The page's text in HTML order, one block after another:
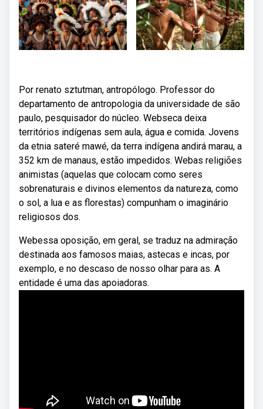
Por renato sztutman, antropólogo. Professor do
departamento de antropologia da universidade de são
paulo, pesquisador do núcleo. Webseca deixa
territórios indígenas sem aula, água e comida. Jovens
da etnia sateré mawé, da terra indígena andirá marau, a
352 km de manaus, estão impedidos. Webas religiões
animistas (aquelas que colocam como seres
sobrenaturais e divinos elementos da natureza, como
o sol, a lua e as florestas) compunham o imaginário
religiosos dos.
Webessa oposição, em geral, se traduz na admiração
destinada aos famosos maias, astecas e incas, por
exemplo, e no descaso de nosso olhar para as. A
entidade é uma das apoiadoras.